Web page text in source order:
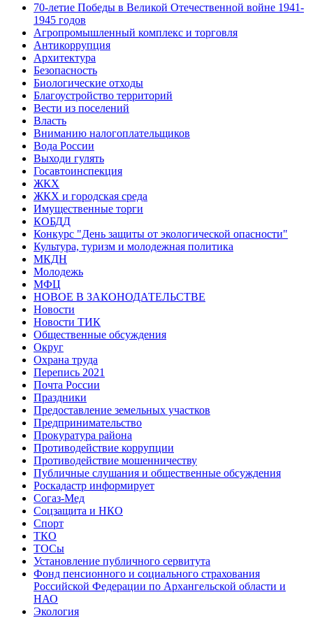
70-летие Победы в Великой Отечественной войне 1941-
1945 годов
Агропромышленный комплекс и торговля
Антикоррупция
Архитектура
Безопасность
Биологические отходы
Благоустройство территорий
Вести из поселений
Власть
Вниманию налогоплательщиков
Вода России
Выходи гулять
Госавтоинспекция
ЖКХ
ЖКХ и городская среда
Имущественные торги
КОБДД
Конкурс "День защиты от экологической опасности"
Культура, туризм и молодежная политика
МКДН
Молодежь
МФЦ
НОВОЕ В ЗАКОНОДАТЕЛЬСТВЕ
Новости
Новости ТИК
Общественные обсуждения
Округ
Охрана труда
Перепись 2021
Почта России
Праздники
Предоставление земельных участков
Предпринимательство
Прокуратура района
Противодействие коррупции
Противодействие мошенничеству
Публичные слушания и общественные обсуждения
Роскадастр информирует
Согаз-Мед
Соцзащита и НКО
Спорт
ТКО
ТОСы
Установление публичного сервитута
Фонд пенсионного и социального страхования
Российской Федерации по Архангельской области и
НАО
Экология